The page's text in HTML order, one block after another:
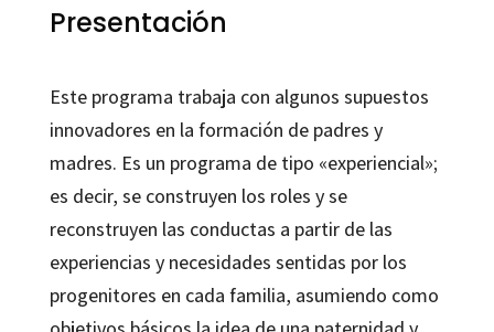
programa
parental
Presentación
Este programa trabaja con algunos supuestos
innovadores en la formación de padres y
madres. Es un programa de tipo «experiencial»;
es decir, se construyen los roles y se
reconstruyen las conductas a partir de las
experiencias y necesidades sentidas por los
progenitores en cada familia, asumiendo como